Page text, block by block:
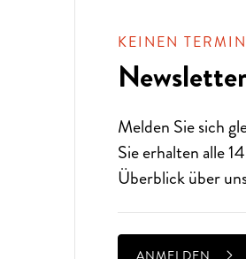
KEINEN
Melden Sie sich
Sie erhalten alle
Überblick über
ANMELDEN